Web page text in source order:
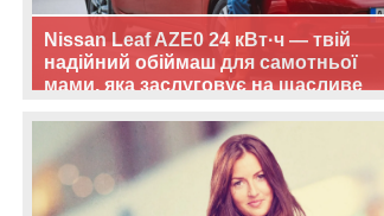
Nissan Leaf AZE0 24 кВт·ч — твій
надійний обіймаш для самотньої
мами, яка заслуговує на щасливе